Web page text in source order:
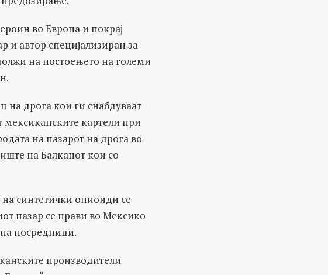
во Европа и покрај
и автор специјализиран за
на постоењето на големи
на дрога кои ги снабдуваат
мексиканските картели при
на пазарот на дрога во
на Балканот кои со
синтетички опиоиди се
пазар се прави во Мексико
посредници.
производители